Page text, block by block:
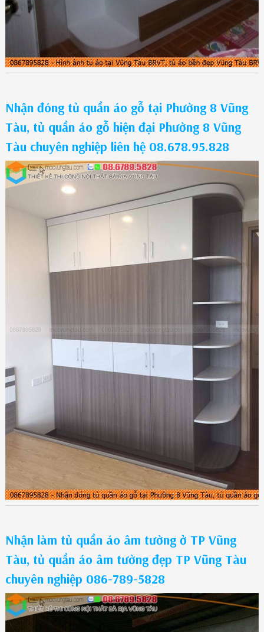
Nhận đóng tủ quần áo gỗ tại Phường 8 Vũng
Tàu, tủ quần áo gỗ hiện đại Phường 8 Vũng
Tàu chuyên nghiệp liên hệ 08.678.95.828
Nhận làm tủ quần áo âm tường ở TP Vũng
Tàu, tủ quần áo âm tường đẹp TP Vũng Tàu
chuyên nghiệp 086-789-5828